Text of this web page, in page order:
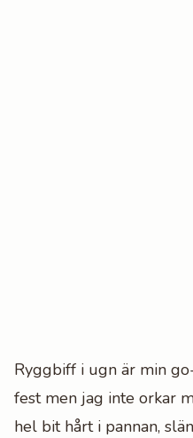
Ryggbiff i ugn är min
fest men jag inte orkar
hel bit hårt i pannan,